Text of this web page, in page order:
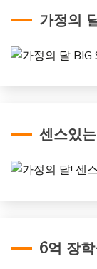
가정의
센스있
6억 장